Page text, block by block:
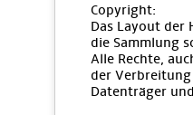
Copyright:
Das Layout der
die Sammlung
Alle Rechte,
der
Datenträger